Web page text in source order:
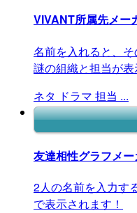
VIVANT所属先メー
名前を入れると、
謎の組織と担当が表
ネタ ドラマ 担当 ...
友達相性グラフメ
2人の名前を入力す
で表示されます！